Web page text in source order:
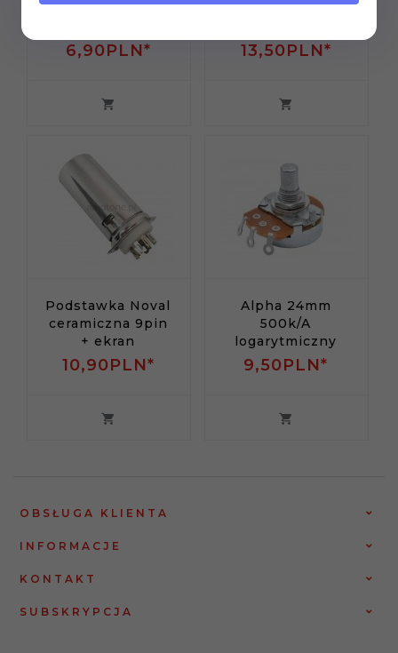
9pin typ3
6,90PLN*
9pin Gold typ3
13,50PLN*
Podstawka Noval
ceramiczna 9pin
+ ekran
10,90PLN*
Alpha 24mm
500k/A
logarytmiczny
9,50PLN*
OBSŁUGA KLIENTA
INFORMACJE
KONTAKT
SUBSKRYPCJA